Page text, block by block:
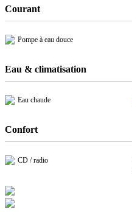
Courant
Pompe à eau douce
Eau & climatisation
Eau chaude
Confort
CD / radio